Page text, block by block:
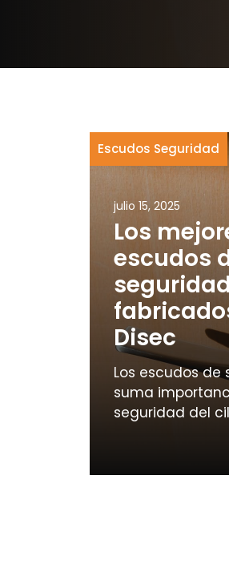
Escudos Seguridad
julio 15, 2025
Los
escudos
seguridad
Disec
Los escudos
suma
seguridad del